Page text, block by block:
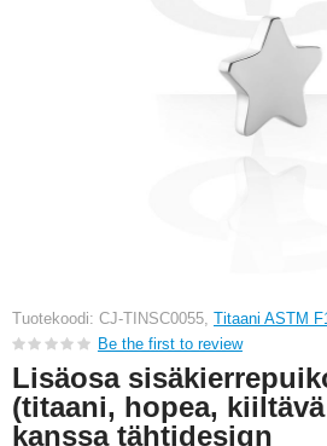
Tuotekoodi: CJ-TINSC0055, Titaani ASTM
Be the first to review
Lisäosa
(titaani, hopea,
kanssa tähtidesign